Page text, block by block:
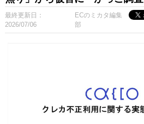
最終更新日：
2026/07/06
ECのミカタ編集
部